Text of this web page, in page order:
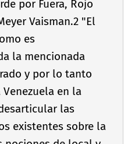
por Fuera, Rojo
Vaisman.2 "El
es
la mencionada
y por lo tanto
en la
las
existentes sobre la